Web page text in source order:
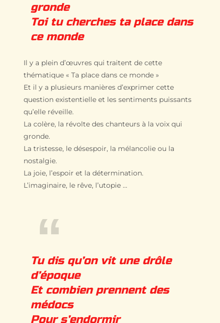
gronde
Toi tu cherches ta place dans
ce monde
Il y a plein d’œuvres qui traitent de cette
thématique « Ta place dans ce monde »
Et il y a plusieurs manières d’exprimer cette
question existentielle et les sentiments puissants
qu’elle réveille.
La colère, la révolte des chanteurs à la voix qui
gronde.
La tristesse, le désespoir, la mélancolie ou la
nostalgie.
La joie, l’espoir et la détermination.
L’imaginaire, le rêve, l’utopie …
Tu dis qu’on vit une drôle
d’époque
Et combien prennent des
médocs
Pour s’endormir